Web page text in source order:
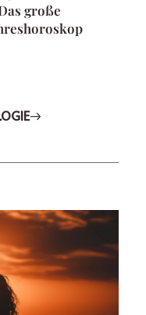
große